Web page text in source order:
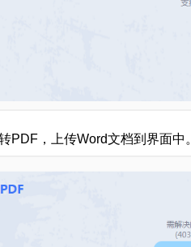
PDF，上传Word文档到界面中